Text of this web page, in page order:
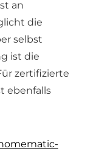
an
die
selbst
ist die
zertifizierte
ebenfalls